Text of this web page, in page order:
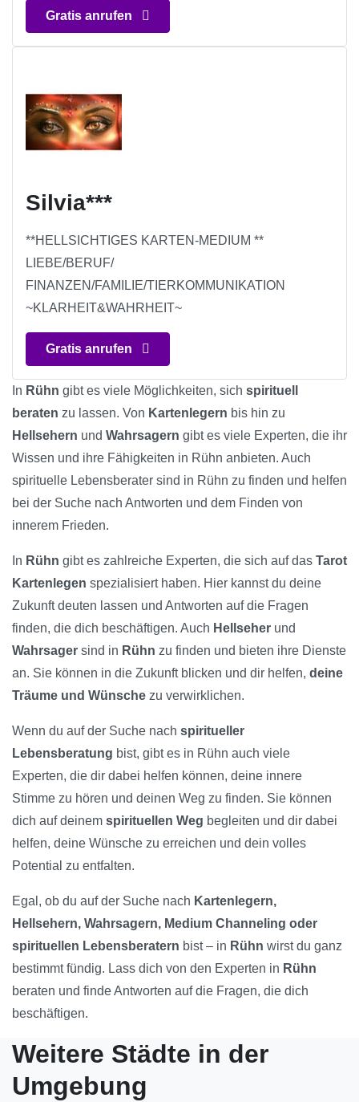
Gratis anrufen
Silvia***
**HELLSICHTIGES KARTEN-MEDIUM **
LIEBE/BERUF/
FINANZEN/FAMILIE/TIERKOMMUNIKATION
~KLARHEIT&WAHRHEIT~
Gratis anrufen
In Rühn gibt es viele Möglichkeiten, sich spirituell
beraten zu lassen. Von Kartenlegern bis hin zu
Hellsehern und Wahrsagern gibt es viele Experten, die ihr
Wissen und ihre Fähigkeiten in Rühn anbieten. Auch
spirituelle Lebensberater sind in Rühn zu finden und helfen
bei der Suche nach Antworten und dem Finden von
innerem Frieden.
In Rühn gibt es zahlreiche Experten, die sich auf das Tarot
Kartenlegen spezialisiert haben. Hier kannst du deine
Zukunft deuten lassen und Antworten auf die Fragen
finden, die dich beschäftigen. Auch Hellseher und
Wahrsager sind in Rühn zu finden und bieten ihre Dienste
an. Sie können in die Zukunft blicken und dir helfen, deine
Träume und Wünsche zu verwirklichen.
Wenn du auf der Suche nach spiritueller
Lebensberatung bist, gibt es in Rühn auch viele
Experten, die dir dabei helfen können, deine innere
Stimme zu hören und deinen Weg zu finden. Sie können
dich auf deinem spirituellen Weg begleiten und dir dabei
helfen, deine Wünsche zu erreichen und dein volles
Potential zu entfalten.
Egal, ob du auf der Suche nach Kartenlegern,
Hellsehern, Wahrsagern, Medium Channeling oder
spirituellen Lebensberatern bist – in Rühn wirst du ganz
bestimmt fündig. Lass dich von den Experten in Rühn
beraten und finde Antworten auf die Fragen, die dich
beschäftigen.
Weitere Städte in der
Umgebung